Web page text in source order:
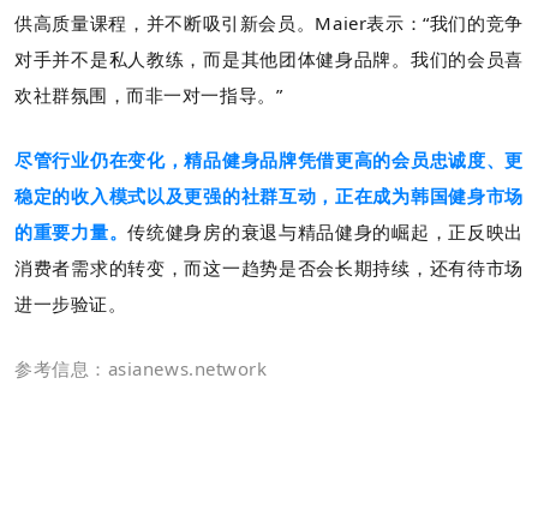
供高质量课程，并不断吸引新会员。Maier表示：“我们的竞争
对手并不是私人教练，而是其他团体健身品牌。我们的会员喜
欢社群氛围，而非一对一指导。”
尽管行业仍在变化，精品健身品牌凭借更高的会员忠诚度、更
稳定的收入模式以及更强的社群互动，正在成为韩国健身市场
的重要力量。传统健身房的衰退与精品健身的崛起，正反映出
消费者需求的转变，而这一趋势是否会长期持续，还有待市场
进一步验证。
参考信息：asianews.network